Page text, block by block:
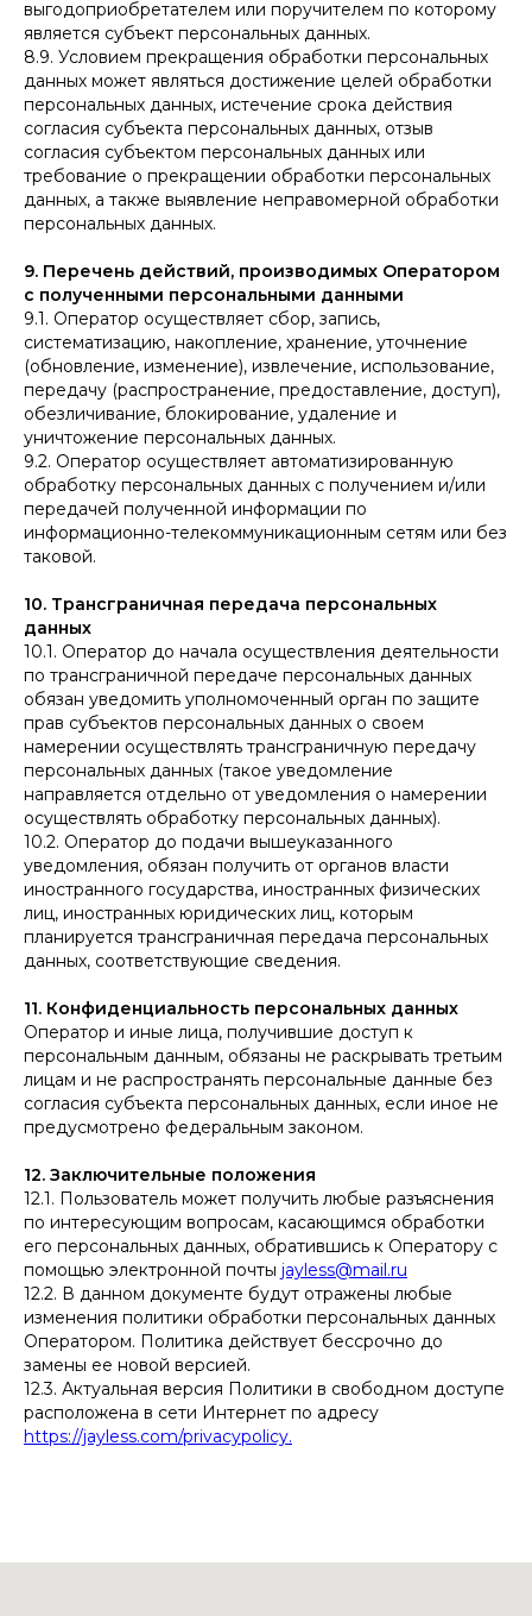
выгодоприобретателем или поручителем по которому
является субъект персональных данных.
8.9. Условием прекращения обработки персональных
данных может являться достижение целей обработки
персональных данных, истечение срока действия
согласия субъекта персональных данных, отзыв
согласия субъектом персональных данных или
требование о прекращении обработки персональных
данных, а также выявление неправомерной обработки
персональных данных.
9. Перечень действий, производимых Оператором
с полученными персональными данными
9.1. Оператор осуществляет сбор, запись,
систематизацию, накопление, хранение, уточнение
(обновление, изменение), извлечение, использование,
передачу (распространение, предоставление, доступ),
обезличивание, блокирование, удаление и
уничтожение персональных данных.
9.2. Оператор осуществляет автоматизированную
обработку персональных данных с получением и/или
передачей полученной информации по
информационно-телекоммуникационным сетям или без
таковой.
10. Трансграничная передача персональных
данных
10.1. Оператор до начала осуществления деятельности
по трансграничной передаче персональных данных
обязан уведомить уполномоченный орган по защите
прав субъектов персональных данных о своем
намерении осуществлять трансграничную передачу
персональных данных (такое уведомление
направляется отдельно от уведомления о намерении
осуществлять обработку персональных данных).
10.2. Оператор до подачи вышеуказанного
уведомления, обязан получить от органов власти
иностранного государства, иностранных физических
лиц, иностранных юридических лиц, которым
планируется трансграничная передача персональных
данных, соответствующие сведения.
11. Конфиденциальность персональных данных
Оператор и иные лица, получившие доступ к
персональным данным, обязаны не раскрывать третьим
лицам и не распространять персональные данные без
согласия субъекта персональных данных, если иное не
предусмотрено федеральным законом.
12. Заключительные положения
12.1. Пользователь может получить любые разъяснения
по интересующим вопросам, касающимся обработки
его персональных данных, обратившись к Оператору с
помощью электронной почты jayless@mail.ru
12.2. В данном документе будут отражены любые
изменения политики обработки персональных данных
Оператором. Политика действует бессрочно до
замены ее новой версией.
12.3. Актуальная версия Политики в свободном доступе
расположена в сети Интернет по адресу
https://jayless.com/privacypolicy.